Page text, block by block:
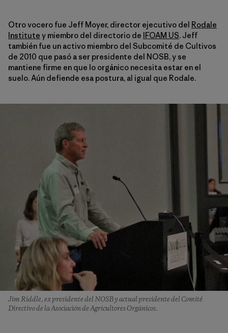
Otro vocero fue Jeff Moyer, director ejecutivo del Rodale
Institute y miembro del directorio de IFOAM US. Jeff
también fue un activo miembro del Subcomité de Cultivos
de 2010 que pasó a ser presidente del NOSB, y se
mantiene firme en que lo orgánico necesita estar en el
suelo. Aún defiende esa postura, al igual que Rodale.
Jim Riddle, ex presidente del NOSB y actual presidente del Comité
Directivo de la Asociación de Agricultores Orgánicos.